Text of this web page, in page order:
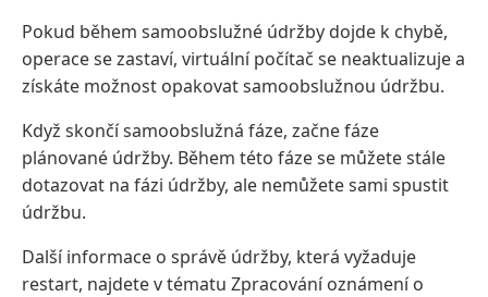
Pokud během samoobslužné údržby dojde k chybě,
operace se zastaví, virtuální počítač se neaktualizuje a
získáte možnost opakovat samoobslužnou údržbu.
Když skončí samoobslužná fáze, začne fáze
plánované údržby. Během této fáze se můžete stále
dotazovat na fázi údržby, ale nemůžete sami spustit
údržbu.
Další informace o správě údržby, která vyžaduje
restart, najdete v tématu Zpracování oznámení o